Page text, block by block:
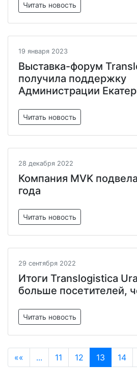
Читать новость
19 января 2023
Выставка-форум
получила поддержку
Администрации
Читать новость
28 декабря 2022
Компания MVK
года
Читать новость
29 сентября 2022
Итоги Translogistica
больше посетителей,
Читать новость
«« ... 11 12 13 14